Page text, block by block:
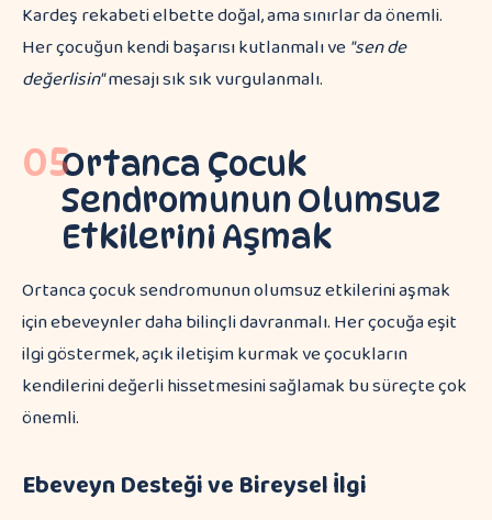
Kardeş rekabeti elbette doğal, ama sınırlar da önemli.
Her çocuğun kendi başarısı kutlanmalı ve"sen de
değerlisin"mesajı sık sık vurgulanmalı.
05Ortanca Çocuk
Sendromunun Olumsuz
Etkilerini Aşmak
Ortanca çocuk sendromunun olumsuz etkilerini aşmak
için ebeveynler daha bilinçli davranmalı. Her çocuğa eşit
ilgi göstermek, açık iletişim kurmak ve çocukların
kendilerini değerli hissetmesini sağlamak bu süreçte çok
önemli.
Ebeveyn Desteği ve Bireysel İlgi